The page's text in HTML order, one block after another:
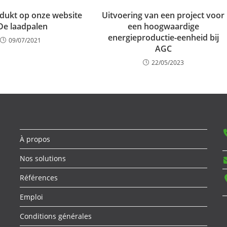
op onze website
laadpalen
09/07/2021
Uitvoering van een project voor
een hoogwaardige
energieproductie-eenheid bij
AGC
22/05/2023
À propos
Nos solutions
Références
Emploi
Conditions générales